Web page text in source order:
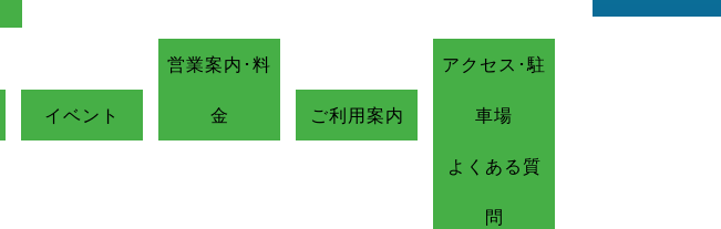
イベント
営業案内･料
金 ご利用案内
アクセス･駐
車場
よくある質
問